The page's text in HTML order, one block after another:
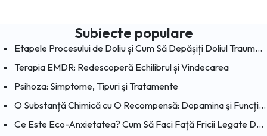
Subiecte populare
Etapele Procesului de Doliu și Cum Să Depășiți Doliul Traumatic
Terapia EMDR: Redescoperă Echilibrul și Vindecarea
Psihoza: Simptome, Tipuri şi Tratamente
O Substanță Chimică cu O Recompensă: Dopamina şi Funcțiile Sale
Ce Este Eco-Anxietatea? Cum Să Faci Față Fricii Legate De Schimbările Climatice?